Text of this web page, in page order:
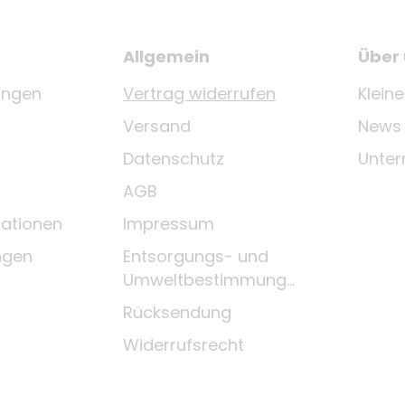
Allgemein
Vertrag widerrufen
Versand
Datenschutz
AGB
Impressum
Entsorgungs- und
Umweltbestimmungen
Rücksendung
Widerrufsrecht
Über
News